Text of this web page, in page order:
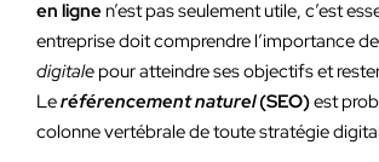
en ligne n’est pas seulement utile, c’est
entreprise doit comprendre l’importance
digitale pour atteindre ses objectifs et
Leréférencement naturel(SEO)est
colonne vertébrale de toute stratégie